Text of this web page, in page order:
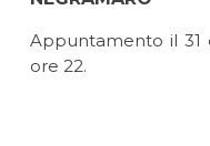
Appuntamento il 31
ore 22.